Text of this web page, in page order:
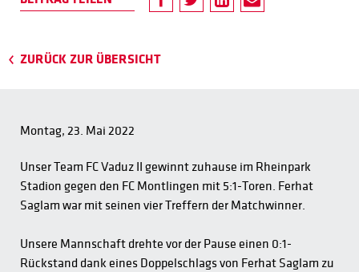
ZURÜCK ZUR ÜBERSICHT
Montag, 23. Mai 2022
Unser Team FC Vaduz II gewinnt zuhause im Rheinpark
Stadion gegen den FC Montlingen mit 5:1-Toren. Ferhat
Saglam war mit seinen vier Treffern der Matchwinner.
Unsere Mannschaft drehte vor der Pause einen 0:1-
Rückstand dank eines Doppelschlags von Ferhat Saglam zu